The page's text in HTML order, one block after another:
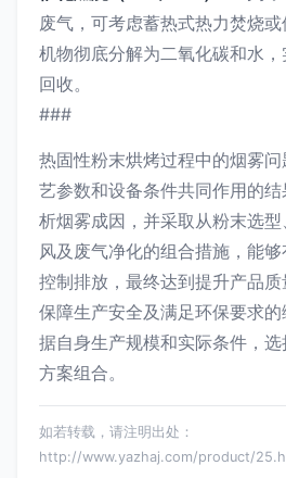
废气，可考虑蓄热式热力焚烧
机物彻底分解为二氧化碳和水
回收。
###
热固性粉末烘烤过程中的烟雾
艺参数和设备条件共同作用的
析烟雾成因，并采取从粉末选
风及废气净化的组合措施，能够
控制排放，最终达到提升产品质
保障生产安全及满足环保要求
据自身生产规模和实际条件，
方案组合。
如若转载，请注明出处：
http://www.yazhaj.com/product/